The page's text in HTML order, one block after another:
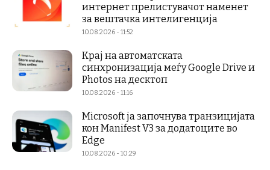
интернет прелистувачот наменет
за вештачка интелигенција
10.08.2026 - 11:52
Крај на автоматската
синхронизација меѓу Google Drive и
Photos на десктоп
10.08.2026 - 11:16
Microsoft ја започнува транзицијата
кон Manifest V3 за додатоците во
Edge
10.08.2026 - 10:29